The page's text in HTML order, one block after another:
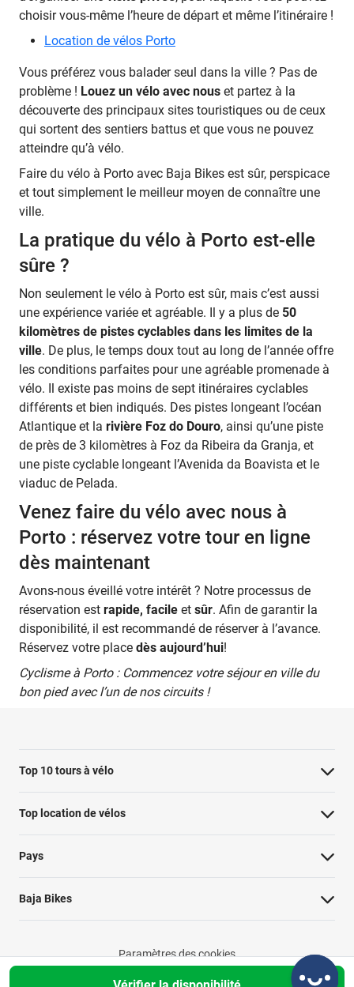
choisir vous-même l’heure de départ et même l’itinéraire !
Location de vélos Porto
Vous préférez vous balader seul dans la ville ? Pas de
problème ! Louez un vélo avec nous et partez à la
découverte des principaux sites touristiques ou de ceux
qui sortent des sentiers battus et que vous ne pouvez
atteindre qu’à vélo.
Faire du vélo à Porto avec Baja Bikes est sûr, perspicace
et tout simplement le meilleur moyen de connaître une
ville.
La pratique du vélo à Porto est-elle
sûre ?
Non seulement le vélo à Porto est sûr, mais c’est aussi
une expérience variée et agréable. Il y a plus de 50
kilomètres de pistes cyclables dans les limites de la
ville. De plus, le temps doux tout au long de l’année offre
les conditions parfaites pour une agréable promenade à
vélo. Il existe pas moins de sept itinéraires cyclables
différents et bien indiqués. Des pistes longeant l’océan
Atlantique et la rivière Foz do Douro, ainsi qu’une piste
de près de 3 kilomètres à Foz da Ribeira da Granja, et
une piste cyclable longeant l’Avenida da Boavista et le
viaduc de Pelada.
Venez faire du vélo avec nous à
Porto : réservez votre tour en ligne
dès maintenant
Avons-nous éveillé votre intérêt ? Notre processus de
réservation est rapide, facile et sûr. Afin de garantir la
disponibilité, il est recommandé de réserver à l’avance.
Réservez votre place dès aujourd’hui!
Cyclisme à Porto : Commencez votre séjour en ville du
bon pied avec l’un de nos circuits !
Top 10 tours à vélo
Visite à vélo à Paris : les points forts
Visite à vélo de Rotterdam
Hollywood Bike Tour : les points forts
Visite à vélo de Berlin le long du mur
Tour des points forts de Londres
Circuit des hauts lieux de Valence
Visite à vélo à Montpellier : les points forts
Top location de vélos
Pays
Baja Bikes
Paramètres des cookies